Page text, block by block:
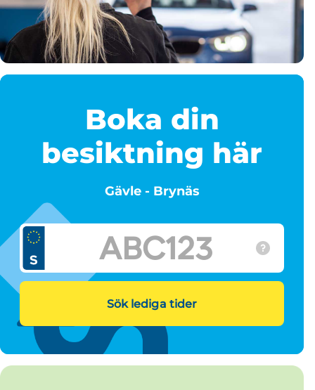
Boka din
besiktning här
Gävle - Brynäs
Sök lediga tider